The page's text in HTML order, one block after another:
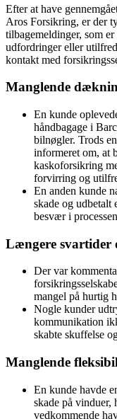
Efter at have
Aros Forsikring, er der
tilbagemeldinger, som
udfordringer eller
kontakt med
Manglende
En kunde
håndbagage i
bilnøgler. Trods
informeret om, at
kaskoforsikring
forvirring og
En anden kunde
skade og udbetalt
besvær i
Længere svartider
Der var
mangel på hurtig
Nogle kunder
kommunikation
skabte skuffelse
Manglende
En kunde havde
skade på vinduer,
vedkommende